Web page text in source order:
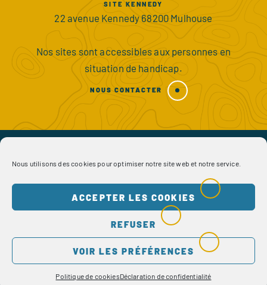
Nous utilisons des cookies pour optimiser notre site web et notre service.
ACCEPTER LES COOKIES
REFUSER
VOIR LES PRÉFÉRENCES
Politique de cookiesDéclaration de confidentialité
SITE KENNEDY
22 avenue Kennedy 68200 Mulhouse
Nos sites sont accessibles aux personnes en
situation de handicap.
NOUS CONTACTER
© L'École Supérieure de Praxis Sociale - Site réalisé en 2019
Crédits